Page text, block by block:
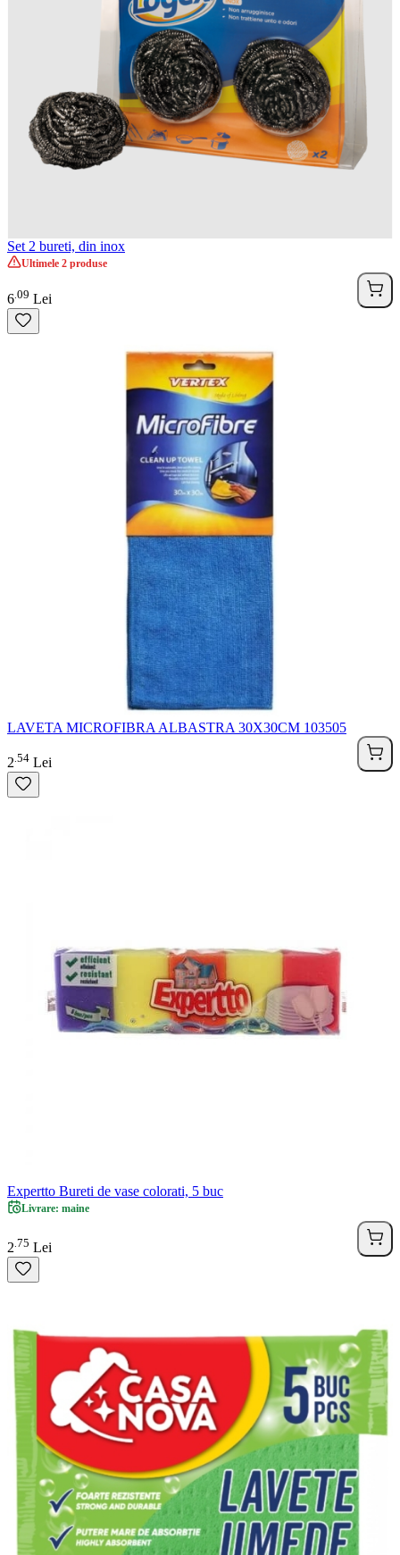
Set 2 bureti, din inox
Ultimele 2 produse
6 09 Lei
LAVETA MICROFIBRA ALBASTRA 30X30CM 103505
2 54 Lei
Expertto Bureti de vase colorati, 5 buc
Livrare: maine
2 75 Lei